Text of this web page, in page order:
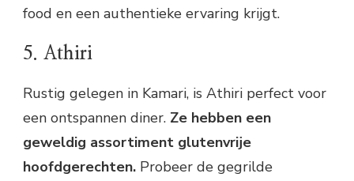
food en een authentieke ervaring krijgt.
5. Athiri
Rustig gelegen in Kamari, is Athiri perfect voor
een ontspannen diner. Ze hebben een
geweldig assortiment glutenvrije
hoofdgerechten. Probeer de gegrilde